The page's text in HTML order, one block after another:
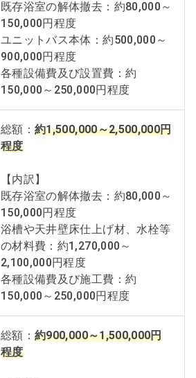
既存浴室の解体撤去：約80,000～
150,000円程度
ユニットバス本体：約500,000～
900,000円程度
各種設備費及び設置費：約
150,000～250,000円程度
総額：約1,500,000～2,500,000円
程度
【内訳】
既存浴室の解体撤去：約80,000～
150,000円程度
浴槽や天井壁床仕上げ材、水栓等
の材料費：約1,270,000～
2,100,000円程度
各種設備費及び施工費：約
150,000～250,000円程度
総額：約900,000～1,500,000円
程度